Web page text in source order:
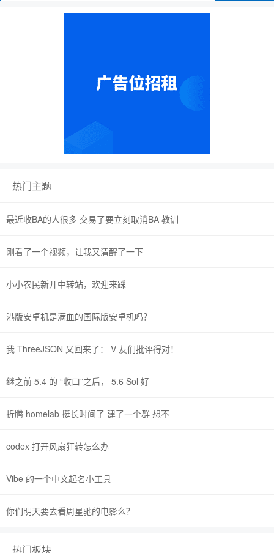
热门主题
最近收BA的人很多 交易了要立刻取消BA 教训
刚看了一个视频，让我又清醒了一下
小小农民新开中转站，欢迎来踩
港版安卓机是满血的国际版安卓机吗？
我 ThreeJSON 又回来了： V 友们批评得对！
继之前 5.4 的 “收口”之后， 5.6 Sol 好
折腾 homelab 挺长时间了 建了一个群 想不
codex 打开风扇狂转怎么办
Vibe 的一个中文起名小工具
你们明天要去看周星驰的电影么？
热门板块